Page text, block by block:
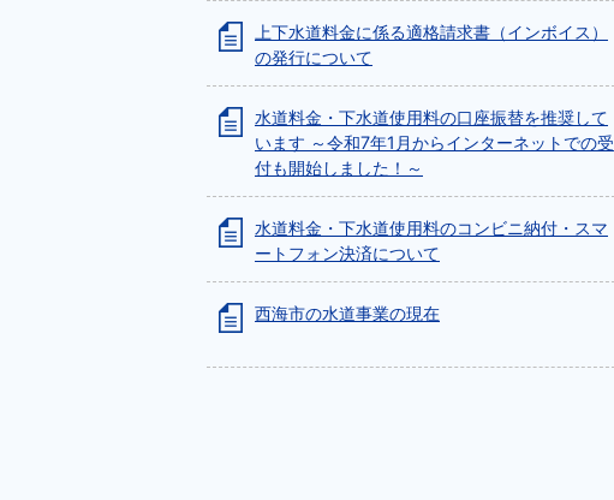
上下水道料金に係る適格請求書（インボイス）
の発行について
水道料金・下水道使用料の口座振替を推奨して
います ～令和7年1月からインターネットでの受
付も開始しました！～
水道料金・下水道使用料のコンビニ納付・スマ
ートフォン決済について
西海市の水道事業の現在